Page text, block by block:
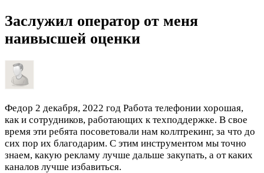
Заслужил оператор от меня
наивысшей оценки
Федор 2 декабря, 2022 год Работа телефонии хорошая,
как и сотрудников, работающих к техподдержке. В свое
время эти ребята посоветовали нам коллтрекинг, за что до
сих пор их благодарим. С этим инструментом мы точно
знаем, какую рекламу лучше дальше закупать, а от каких
каналов лучше избавиться.